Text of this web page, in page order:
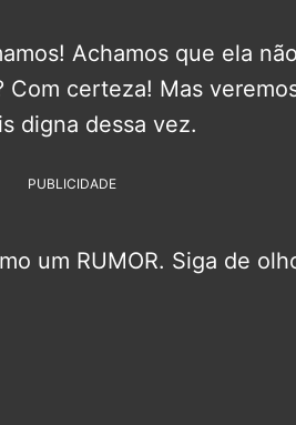
Achamos que ela
certeza! Mas
digna dessa vez.
PUBLICIDADE
um RUMOR. Siga de